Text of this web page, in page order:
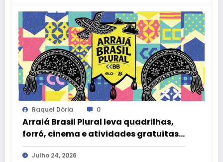
Raquel Dória 0
Arraiá Brasil Plural leva quadrilhas,
forró, cinema e atividades gratuitas
ao CCBB Brasília
Julho 24, 2026